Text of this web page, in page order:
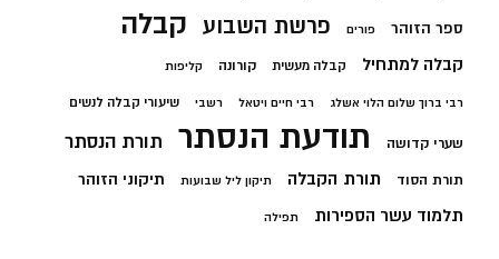
ספר הזוהר פורים פרשת השבוע קבלה
קבלה למתחיל קבלה מעשית קורונה קליפות
רבי ברוך שלום הלוי אשלג רבי חיים ויטאל רשבי שיעורי קבלה לנשים
שערי קדושה תודעת הנסתר תורת הנסתר
תורת הסוד תורת הקבלה תיקון ליל שבועות תיקוני הזוהר
תלמוד עשר הספירות תפילה